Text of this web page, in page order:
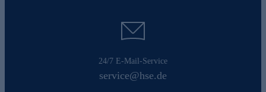
24/7 E-Mail-Service
service@hse.de